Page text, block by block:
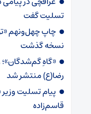
تسلیت گفت
نسخه گذشت
«گاهِ گم‌شدگان»؛
رضا(ع) منتشر شد
پیام تسلیت
قاسم‌زاده